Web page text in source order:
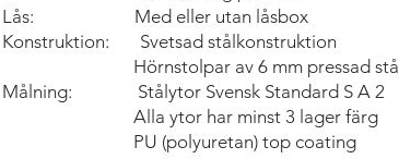
Lås: Med eller utan låsbox
Konstruktion: Svetsad stålkonstruktion
Hörnstolpar av 6 mm pressad stål
Målning: Stålytor Svensk Standard S A 2
Alla ytor har minst 3 lager färg
PU (polyuretan) top coating